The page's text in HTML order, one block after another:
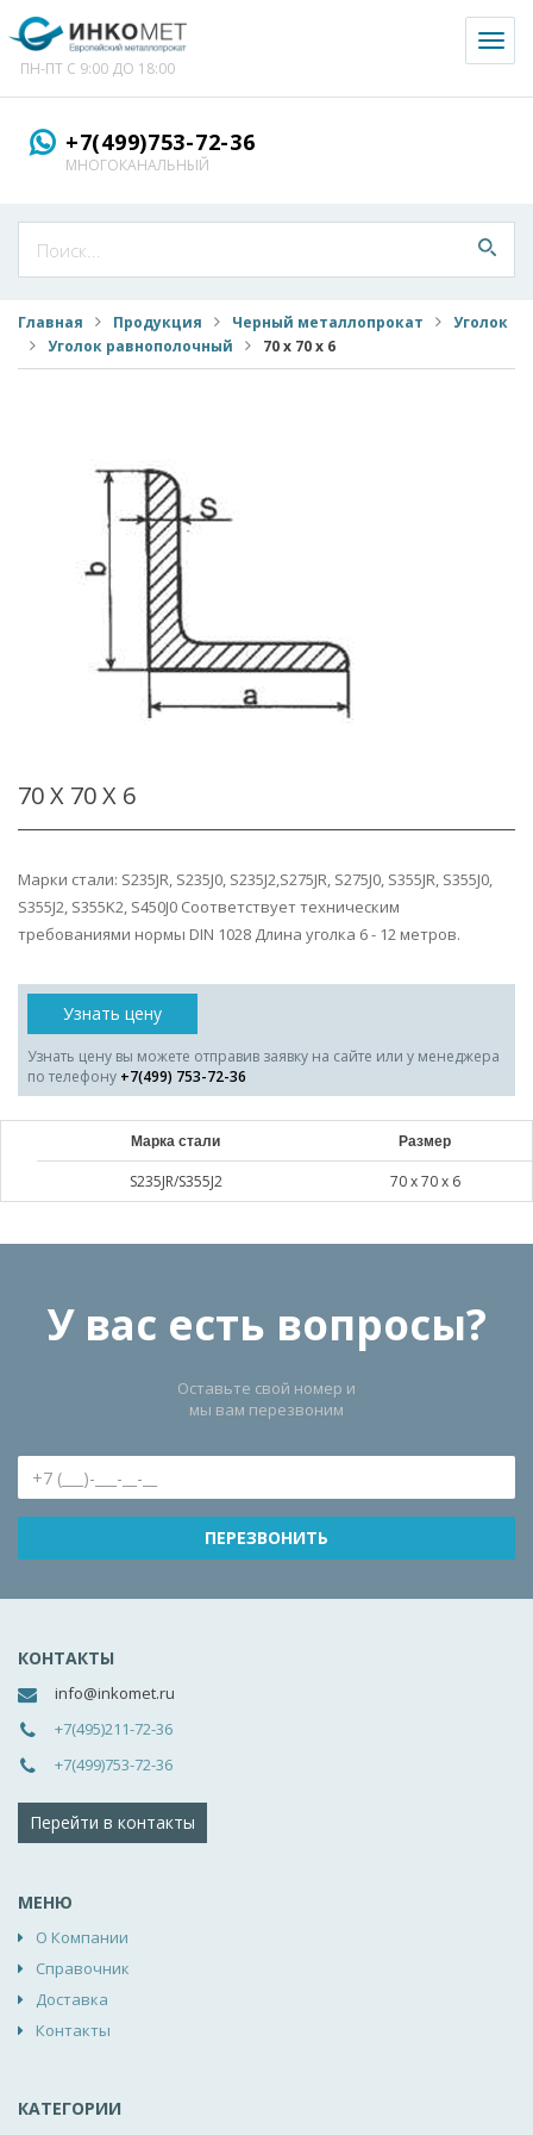
ПН-ПТ С 9:00 ДО 18:00
+7(499)753-72-36
МНОГОКАНАЛЬНЫЙ
Главная Продукция Черный металлопрокат
Уголок
Уголок равнополочный
70 х 70 х 6
70 Х 70 Х 6
Марки стали: S235JR, S235J0, S235J2,S275JR, S275J0, S355JR, S355J0,
S355J2, S355K2, S450J0 Соответствует техническим
требованиями нормы DIN 1028 Длина уголка 6 - 12 метров.
Узнать цену
Узнать цену вы можете отправив заявку на сайте или у менеджера
по телефону +7(499) 753-72-36
Марка стали Размер
S235JR/S355J2 70 х 70 х 6
У вас есть вопросы?
Оставьте свой номер и
мы вам перезвоним
КОНТАКТЫ
info@inkomet.ru
+7(495)211-72-36
+7(499)753-72-36
Перейти в контакты
МЕНЮ
О Компании
Справочник
Доставка
Контакты
КАТЕГОРИИ